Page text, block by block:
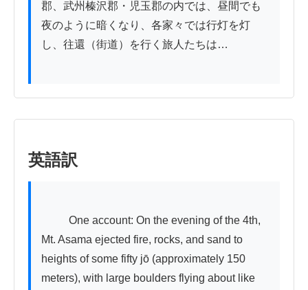
郡、武州榛沢郡・児玉郡の内では、昼間でも
夜のように暗くなり、各家々では行灯を灯
し、往還（街道）を行く旅人たちは…
英語訳
Mt. Asama ejected fire, rocks, and sand to
heights of some fifty jō (approximately 150
meters), with large boulders flying about like